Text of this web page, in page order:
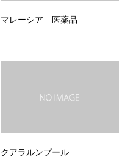
マレーシア 医薬品
クアラルンプール